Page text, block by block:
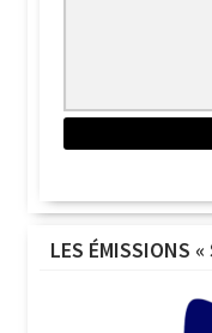
LES ÉMISSIONS